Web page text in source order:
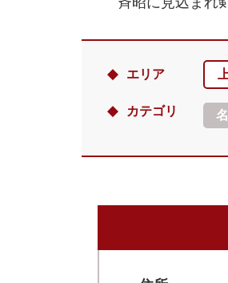
エリア
カテゴリ